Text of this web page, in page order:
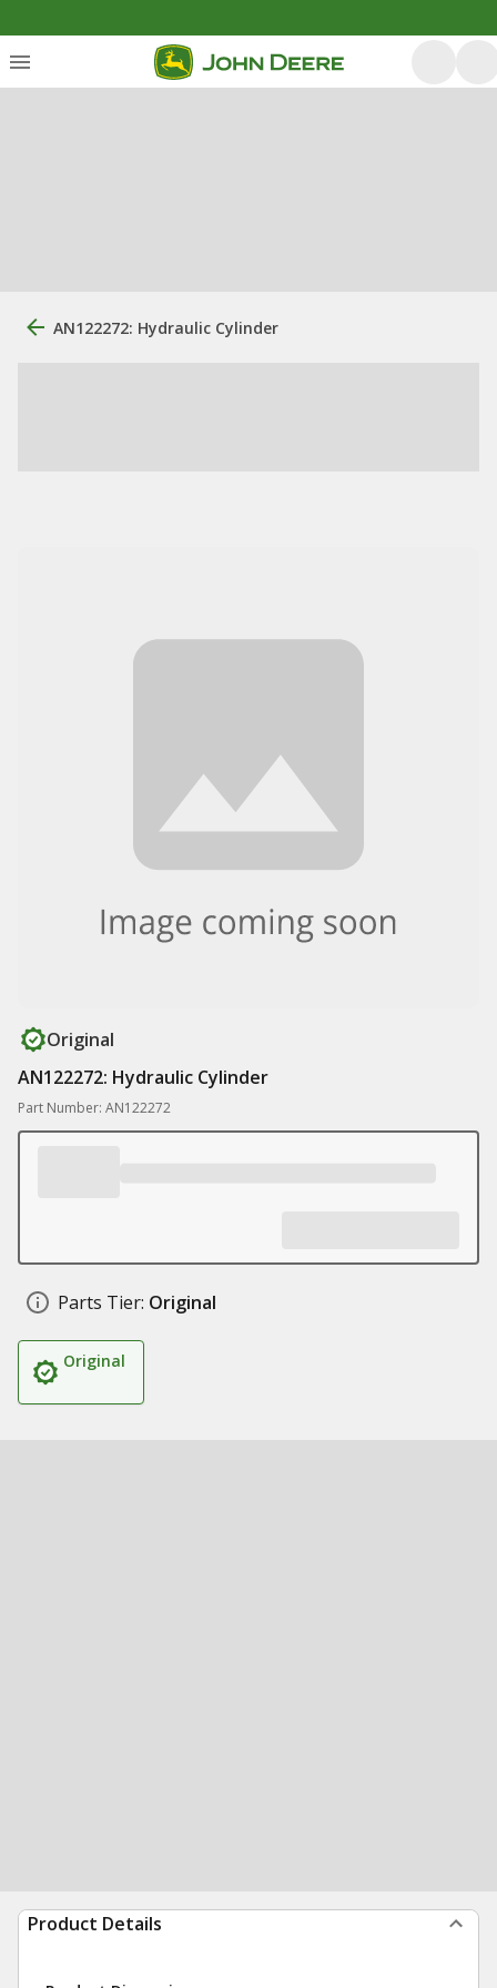
AN122272: Hydraulic Cylinder
Original
AN122272: Hydraulic Cylinder
Part Number: AN122272
Parts Tier: Original
Original
Product Details